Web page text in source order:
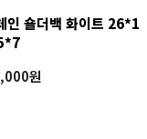
인 숄더백 화이트 26*1
원